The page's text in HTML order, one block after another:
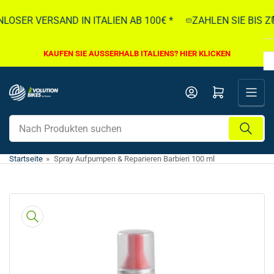
zum
VERSAND IN ITALIEN AB 100€ * ZAHLEN SIE BIS
KAUFEN SIE AUSSERHALB ITALIENS? HIER KLICKEN
Nach
Produkten
suchen
Mini-Warenkorb öffnen
Startseite » Spray Aufpumpen & Reparieren Barbieri 100 ml